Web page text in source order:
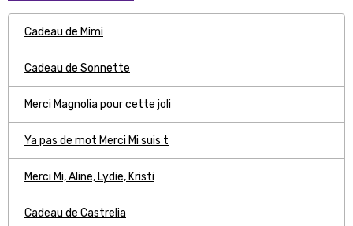
Cadeau de Mimi
Cadeau de Sonnette
Merci Magnolia pour cette joli
Ya pas de mot Merci Mi suis t
Merci Mi, Aline, Lydie, Kristi
Cadeau de Castrelia